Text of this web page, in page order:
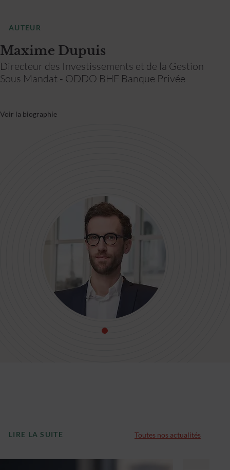
AUTEUR
Maxime Dupuis
Directeur des Investissements et de la Gestion
Sous Mandat - ODDO BHF Banque Privée
Voir la biographie
LIRE LA SUITE Toutes nos actualités